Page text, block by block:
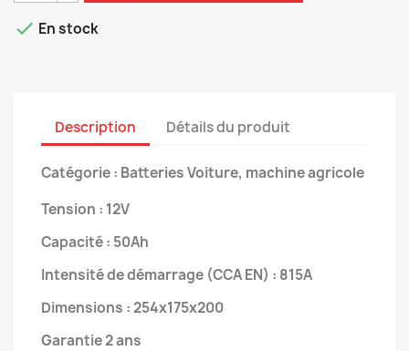
 En stock
Description Détails du produit
Catégorie : Batteries Voiture, machine agricole
Tension : 12V
Capacité : 50Ah
Intensité de démarrage (CCA EN) : 815A
Dimensions : 254x175x200
Garantie 2 ans